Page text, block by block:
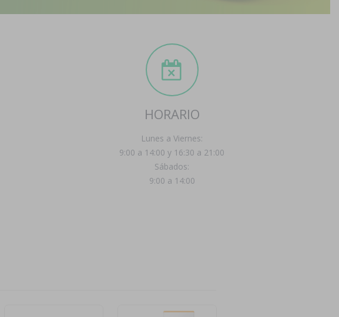
HORARIO
Lunes a Viernes:
9:00 a 14:00 y 16:30 a 21:00
Sábados:
9:00 a 14:00